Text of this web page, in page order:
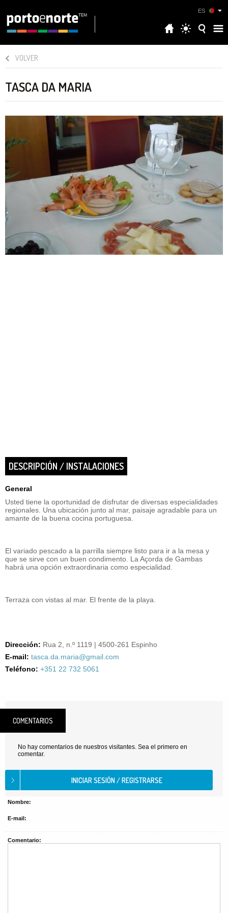
ES
VOLVER
TASCA DA MARIA
DESCRIPCIÓN / INSTALACIONES
General
Usted tiene la oportunidad de disfrutar de diversas especialidades
regionales. Una ubicación junto al mar, paisaje agradable para un
amante de la buena cocina portuguesa.
El variado pescado a la parrilla siempre listo para ir a la mesa y
que se sirve con un buen condimento. La Açorda de Gambas
habrá una opción extraordinaria como especialidad.
Terraza con vistas al mar. El frente de la playa.
Dirección: Rua 2, n.º 1119 | 4500-261 Espinho
E-mail: tasca.da.maria@gmail.com
Teléfono: +351 22 732 5061
COMENTARIOS
No hay comentarios de nuestros visitantes. Sea el primero en
comentar.
Nombre:
E-mail:
Comentario: